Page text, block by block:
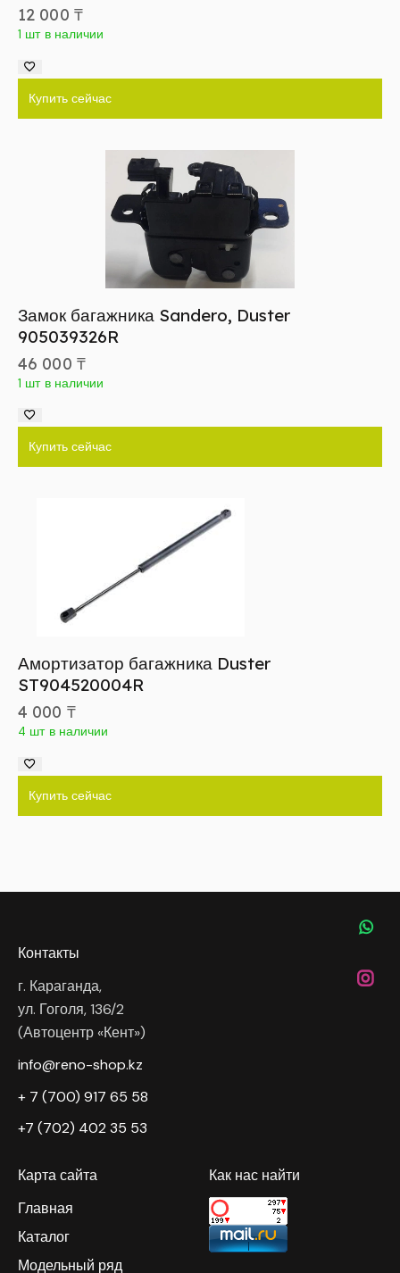
12 000 ₸
1 шт в наличии
Купить сейчас
Замок багажника Sandero, Duster
905039326R
46 000 ₸
1 шт в наличии
Купить сейчас
Амортизатор багажника Duster
ST904520004R
4 000 ₸
4 шт в наличии
Купить сейчас
Контакты
г. Караганда,
ул. Гоголя, 136/2
(Автоцентр «Кент»)
info@reno-shop.kz
+ 7 (700) 917 65 58
+7 (702) 402 35 53
Карта сайта
Главная
Каталог
Модельный ряд
Как нас найти